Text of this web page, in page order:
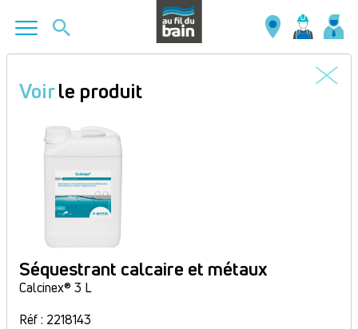
contenu
Voirle produit
Séquestrant calcaire et métaux
Calcinex® 3 L
Réf : 2218143